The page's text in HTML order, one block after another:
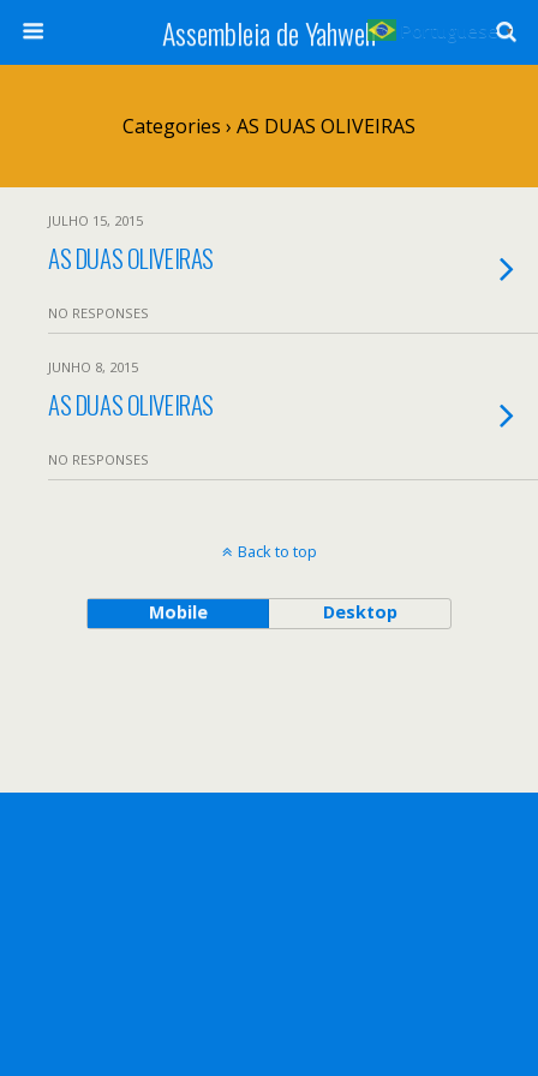
Assembleia de Yahweh
Categories › AS DUAS OLIVEIRAS
JULHO 15, 2015
AS DUAS OLIVEIRAS
NO RESPONSES
JUNHO 8, 2015
AS DUAS OLIVEIRAS
NO RESPONSES
Back to top
Mobile Desktop
Portuguese ▼